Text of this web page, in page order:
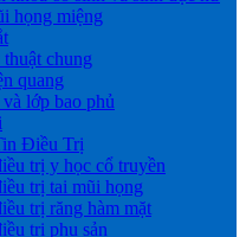
họng miệng
chung
quang
lớp bao phủ
Điều Trị
trị y học cổ truyền
trị tai mũi họng
trị răng hàm mặt
trị phụ sản